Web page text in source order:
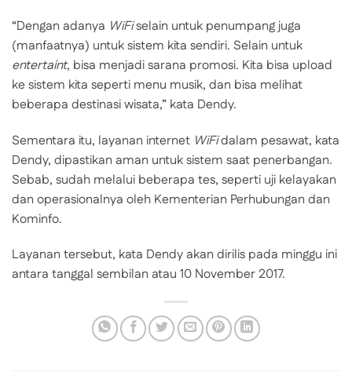
“Dengan adanya WiFiselain untuk penumpang juga
(manfaatnya) untuk sistem kita sendiri. Selain untuk
entertaint, bisa menjadi sarana promosi. Kita bisa upload
ke sistem kita seperti menu musik, dan bisa melihat
beberapa destinasi wisata,” kata Dendy.
Sementara itu, layanan internet WiFidalam pesawat, kata
Dendy, dipastikan aman untuk sistem saat penerbangan.
Sebab, sudah melalui beberapa tes, seperti uji kelayakan
dan operasionalnya oleh Kementerian Perhubungan dan
Kominfo.
Layanan tersebut, kata Dendy akan dirilis pada minggu ini
antara tanggal sembilan atau 10 November 2017.